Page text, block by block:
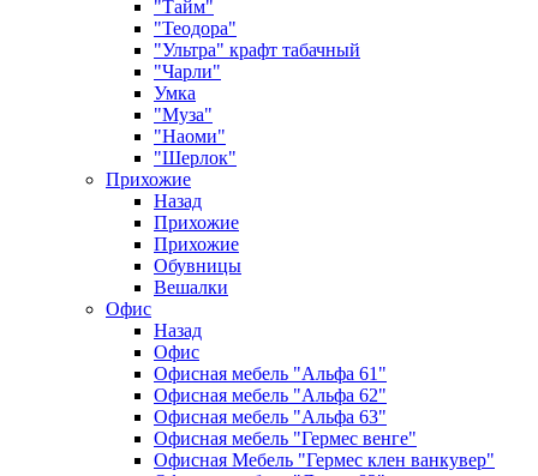
"Тайм"
"Теодора"
"Ультра" крафт табачный
"Чарли"
Умка
"Муза"
"Наоми"
"Шерлок"
Прихожие
Назад
Прихожие
Прихожие
Обувницы
Вешалки
Офис
Назад
Офис
Офисная мебель "Альфа 61"
Офисная мебель "Альфа 62"
Офисная мебель "Альфа 63"
Офисная мебель "Гермес венге"
Офисная Мебель "Гермес клен ванкувер"